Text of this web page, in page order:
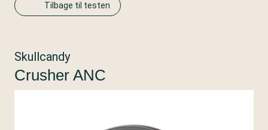
Tilbage til testen
Skullcandy
Crusher ANC